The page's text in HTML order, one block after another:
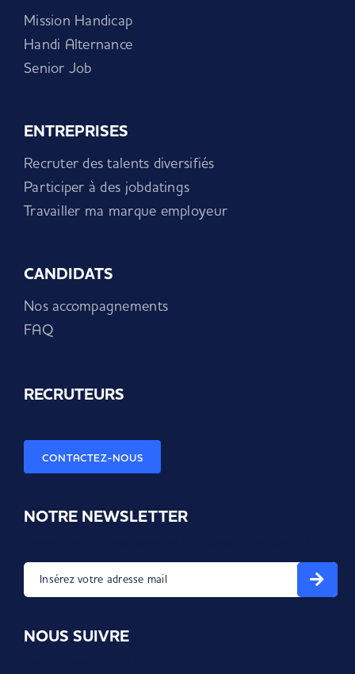
Mission Handicap
Handi Alternance
Senior Job
ENTREPRISES
Recruter des talents diversifiés
Participer à des jobdatings
Travailler ma marque employeur
CANDIDATS
Nos accompagnements
FAQ
RECRUTEURS
CONTACTEZ-NOUS
NOTRE NEWSLETTER
Insérez votre adresse mail
NOUS SUIVRE